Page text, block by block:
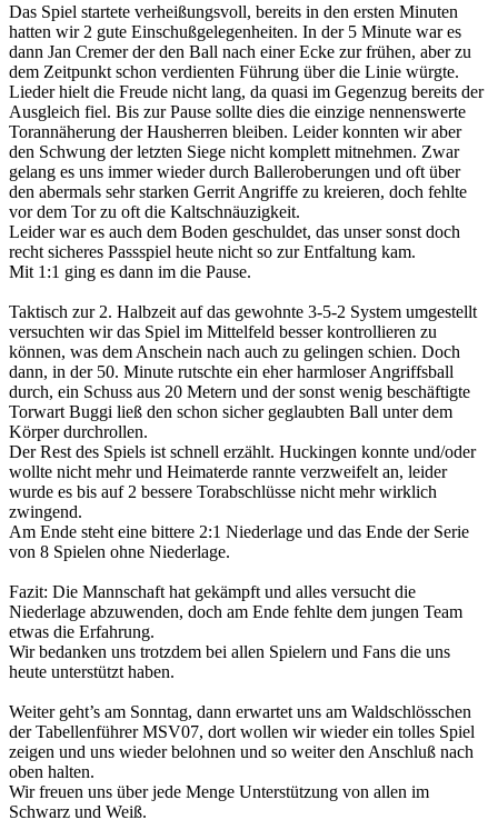
Das Spiel startete verheißungsvoll, bereits in den ersten Minuten
hatten wir 2 gute Einschußgelegenheiten. In der 5 Minute war es
dann Jan Cremer der den Ball nach einer Ecke zur frühen, aber zu
dem Zeitpunkt schon verdienten Führung über die Linie würgte.
Lieder hielt die Freude nicht lang, da quasi im Gegenzug bereits der
Ausgleich fiel. Bis zur Pause sollte dies die einzige nennenswerte
Torannäherung der Hausherren bleiben. Leider konnten wir aber
den Schwung der letzten Siege nicht komplett mitnehmen. Zwar
gelang es uns immer wieder durch Balleroberungen und oft über
den abermals sehr starken Gerrit Angriffe zu kreieren, doch fehlte
vor dem Tor zu oft die Kaltschnäuzigkeit.
Leider war es auch dem Boden geschuldet, das unser sonst doch
recht sicheres Passspiel heute nicht so zur Entfaltung kam.
Mit 1:1 ging es dann im die Pause.
Taktisch zur 2. Halbzeit auf das gewohnte 3-5-2 System umgestellt
versuchten wir das Spiel im Mittelfeld besser kontrollieren zu
können, was dem Anschein nach auch zu gelingen schien. Doch
dann, in der 50. Minute rutschte ein eher harmloser Angriffsball
durch, ein Schuss aus 20 Metern und der sonst wenig beschäftigte
Torwart Buggi ließ den schon sicher geglaubten Ball unter dem
Körper durchrollen.
Der Rest des Spiels ist schnell erzählt. Huckingen konnte und/oder
wollte nicht mehr und Heimaterde rannte verzweifelt an, leider
wurde es bis auf 2 bessere Torabschlüsse nicht mehr wirklich
zwingend.
Am Ende steht eine bittere 2:1 Niederlage und das Ende der Serie
von 8 Spielen ohne Niederlage.
Fazit: Die Mannschaft hat gekämpft und alles versucht die
Niederlage abzuwenden, doch am Ende fehlte dem jungen Team
etwas die Erfahrung.
Wir bedanken uns trotzdem bei allen Spielern und Fans die uns
heute unterstützt haben.
Weiter geht’s am Sonntag, dann erwartet uns am Waldschlösschen
der Tabellenführer MSV07, dort wollen wir wieder ein tolles Spiel
zeigen und uns wieder belohnen und so weiter den Anschluß nach
oben halten.
Wir freuen uns über jede Menge Unterstützung von allen im
Schwarz und Weiß.